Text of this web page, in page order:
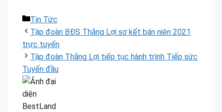
Danh
mục
Tin Tức
Tập đoàn BĐS Thắng Lợi sơ kết bán niên 2021
trực tuyến
Tập đoàn Thắng Lợi tiếp tục hành trình Tiếp sức
Tuyến đầu